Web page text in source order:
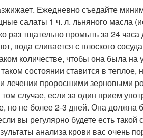
Ежедневно съедайте
салаты 1 ч. л. льняного масла
раз тщательно промыть за 24
вода сливается с плоского
количестве, чтобы она была
состоянии ставится в
лечении проросшими зерновыми
случае, если за один прием
но не более 2-3 дней. Она должна
вы регулярно будете есть
анализа крови вас очень